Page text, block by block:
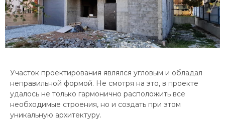
Участок проектирования являлся угловым и обладал
неправильной формой. Не смотря на это, в проекте
удалось не только гармонично расположить все
необходимые строения, но и создать при этом
уникальную архитектуру.